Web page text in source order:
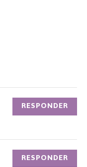
RESPONDER
RESPONDER